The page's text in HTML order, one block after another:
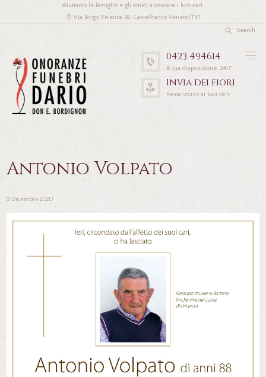
Aiutiamo le famiglie e gli amici a onorare i loro cari.
Via Borgo Vicenza 58, Castelfranco Veneto (TV)
0423 494614
A tua disposizione. 24/7
Invia dei fiori
Resta vicino ai tuoi cari.
Antonio Volpato
9 Dicembre 2020